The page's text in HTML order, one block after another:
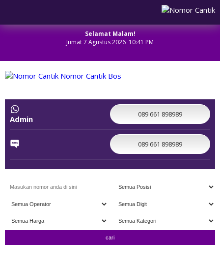
Selamat Malam!
Jumat 7 Agustus 2026 10:41 PM
Admin 089 661 898989
089 661 898989